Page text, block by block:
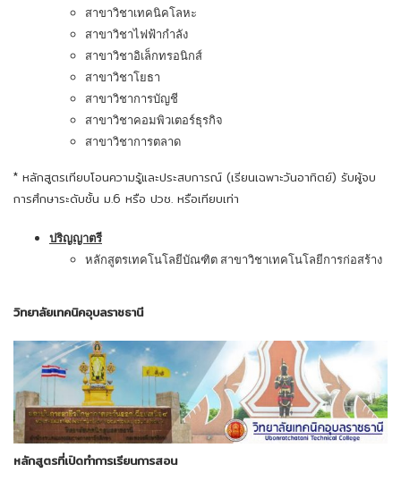
สาขาวิชาเทคนิคโลหะ
สาขาวิชาไฟฟ้ากำลัง
สาขาวิชาอิเล็กทรอนิกส์
สาขาวิชาโยธา
สาขาวิชาการบัญชี
สาขาวิชาคอมพิวเตอร์ธุรกิจ
สาขาวิชาการตลาด
* หลักสูตรเทียบโอนความรู้และประสบการณ์ (เรียนเฉพาะวันอาทิตย์) รับผู้จบ
การศึกษาระดับชั้น ม.6 หรือ ปวช. หรือเทียบเท่า
ปริญญาตรี
หลักสูตรเทคโนโลยีบัณฑิต สาขาวิชาเทคโนโลยีการก่อสร้าง
วิทยาลัยเทคนิคอุบลราชธานี
หลักสูตรที่เปิดทำการเรียนการสอน